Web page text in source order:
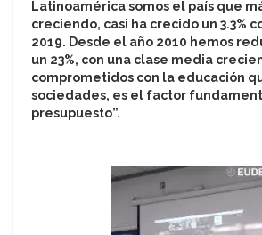
Latinoamérica somos el país que
creciendo, casi ha crecido un 3.3%
2019. Desde el año 2010 hemos
un 23%, con una clase media
comprometidos con la educación
sociedades, es el factor
presupuesto”.